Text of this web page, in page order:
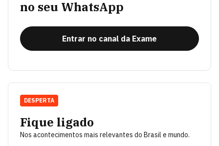
no seu WhatsApp
Entrar no canal da Exame
Fique ligado
Nos acontecimentos mais relevantes do Brasil e mundo.
DESPERTA